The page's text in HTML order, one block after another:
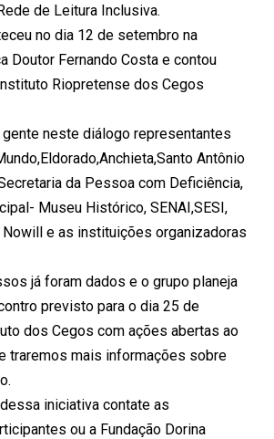
de Leitura Inclusiva.
no dia 12 de setembro na
Doutor Fernando Costa e contou
Riopretense dos Cegos
neste diálogo representantes
Antônio
da Pessoa com Deficiência,
Museu Histórico, SENAI,SESI,
Nowill e as instituições organizadoras
já foram dados e o grupo planeja
previsto para o dia 25 de
dos Cegos com ações abertas ao
traremos mais informações sobre
iniciativa contate as
ou a Fundação Dorina